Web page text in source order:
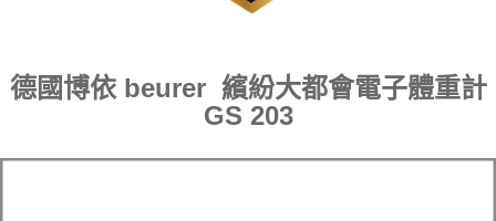
德國博依 beurer 繽紛大都會電子體重計
GS 203